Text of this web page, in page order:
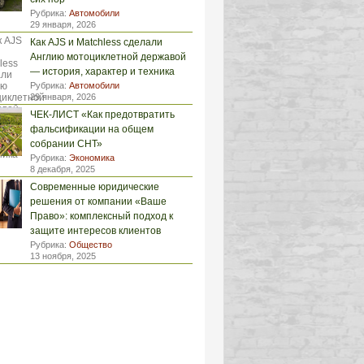
Рубрика: Автомобили
29 января, 2026
Как AJS и Matchless сделали
Англию мотоциклетной державой
— история, характер и техника
Рубрика: Автомобили
29 января, 2026
ЧЕК-ЛИСТ «Как предотвратить
фальсификации на общем
собрании СНТ»
Рубрика: Экономика
8 декабря, 2025
Современные юридические
решения от компании «Ваше
Право»: комплексный подход к
защите интересов клиентов
Рубрика: Общество
13 ноября, 2025